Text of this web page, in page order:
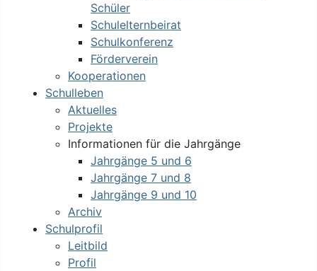
Schüler
Schulelternbeirat
Schulkonferenz
Förderverein
Kooperationen
Schulleben
Aktuelles
Projekte
Informationen für die Jahrgänge
Jahrgänge 5 und 6
Jahrgänge 7 und 8
Jahrgänge 9 und 10
Archiv
Schulprofil
Leitbild
Profil